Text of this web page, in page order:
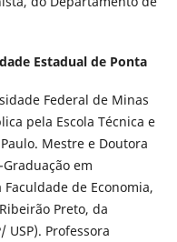
Estadual de Ponta
Federal de Minas
pela Escola Técnica e
Mestre e Doutora
em
de Economia,
Preto, da
USP). Professora